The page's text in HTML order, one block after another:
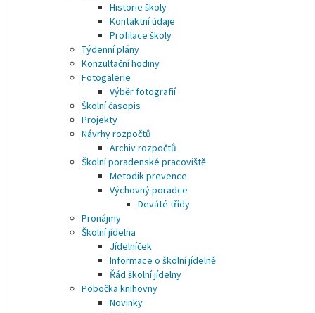
Historie školy
Kontaktní údaje
Profilace školy
Týdenní plány
Konzultační hodiny
Fotogalerie
Výběr fotografií
Školní časopis
Projekty
Návrhy rozpočtů
Archiv rozpočtů
Školní poradenské pracoviště
Metodik prevence
Výchovný poradce
Deváté třídy
Pronájmy
Školní jídelna
Jídelníček
Informace o školní jídelně
Řád školní jídelny
Pobočka knihovny
Novinky